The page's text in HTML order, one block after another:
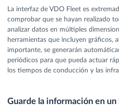
La interfaz de VDO Fleet es
comprobar que se hayan realizado
analizar datos en múltiples
herramientas que incluyen gráficos,
importante, se generarán
periódicos para que pueda actuar
los tiempos de conducción y las
Guarde la información en un